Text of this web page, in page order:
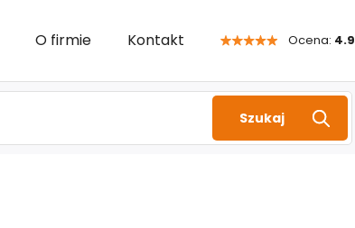
O firmie Kontakt Ocena: 4.9
Szukaj